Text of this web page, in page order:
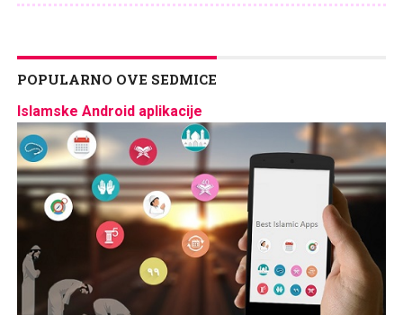
POPULARNO OVE SEDMICE
Islamske Android aplikacije